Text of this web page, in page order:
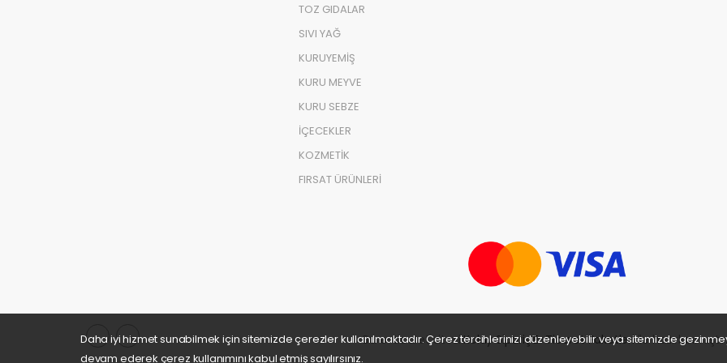
TOZ GIDALAR
SIVI YAĞ
KURUYEMİŞ
KURU MEYVE
KURU SEBZE
İÇECEKLER
KOZMETİK
FIRSAT ÜRÜNLERİ
Bu e-ticaret sitesiKolay Sipariş E-Ticaret Paketleriile hazırlanmıştır.
Daha iyi hizmet sunabilmek için sitemizde çerezler kullanılmaktadır. Çerez tercihlerinizi düzenleyebilir veya sitemizde
devam ederek çerez kullanımını kabul etmiş sayılırsınız.